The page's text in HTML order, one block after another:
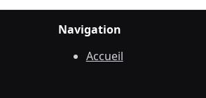
Navigation
Accueil